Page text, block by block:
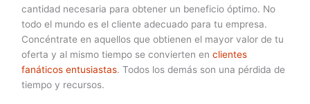
cantidad necesaria para obtener un beneficio óptimo. No
todo el mundo es el cliente adecuado para tu empresa.
Concéntrate en aquellos que obtienen el mayor valor de tu
oferta y al mismo tiempo se convierten enclientes
fanáticos entusiastas. Todos los demás son una pérdida de
tiempo y recursos.